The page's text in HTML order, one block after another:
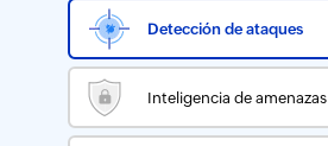
Detección de ataques
Inteligencia de amenazas